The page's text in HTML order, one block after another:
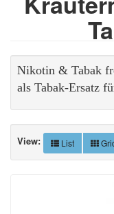
Nikotin & Tabak
als Tabak-Ersatz
View: List